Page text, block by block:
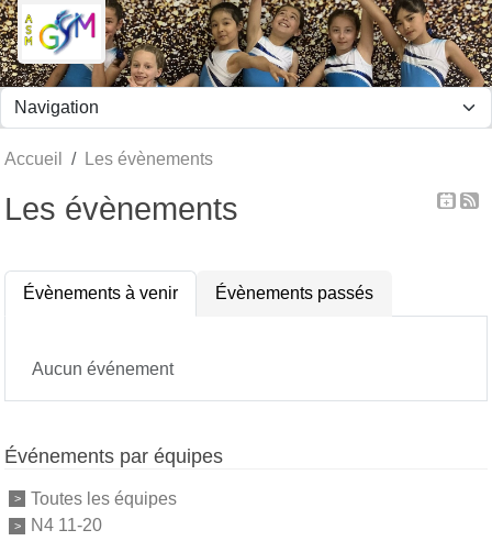
Accueil Les évènements
Les évènements
Évènements à venir Évènements passés
Aucun événement
Événements par équipes
Toutes les équipes
N4 11-20
Panneau de gestion des cookies